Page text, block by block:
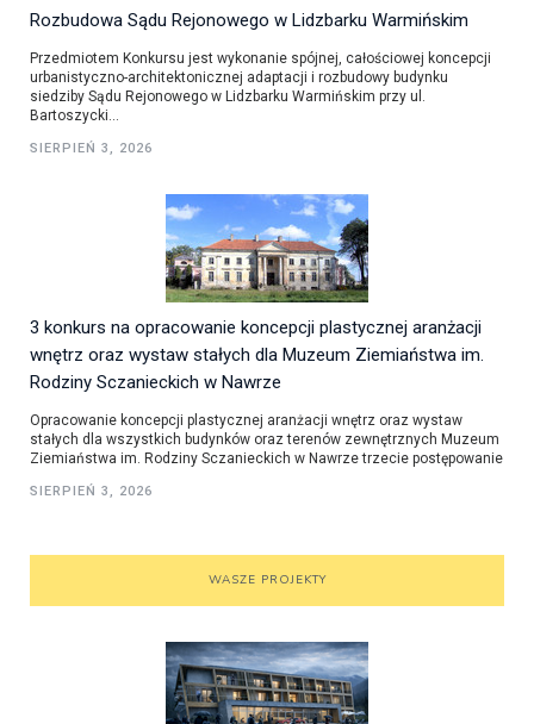
Rozbudowa Sądu Rejonowego w Lidzbarku Warmińskim
Przedmiotem Konkursu jest wykonanie spójnej, całościowej koncepcji
urbanistyczno-architektonicznej adaptacji i rozbudowy budynku
siedziby Sądu Rejonowego w Lidzbarku Warmińskim przy ul.
Bartoszycki...
SIERPIEŃ 3, 2026
3 konkurs na opracowanie koncepcji plastycznej aranżacji
wnętrz oraz wystaw stałych dla Muzeum Ziemiaństwa im.
Rodziny Sczanieckich w Nawrze
Opracowanie koncepcji plastycznej aranżacji wnętrz oraz wystaw
stałych dla wszystkich budynków oraz terenów zewnętrznych Muzeum
Ziemiaństwa im. Rodziny Sczanieckich w Nawrze trzecie postępowanie
SIERPIEŃ 3, 2026
WASZE PROJEKTY